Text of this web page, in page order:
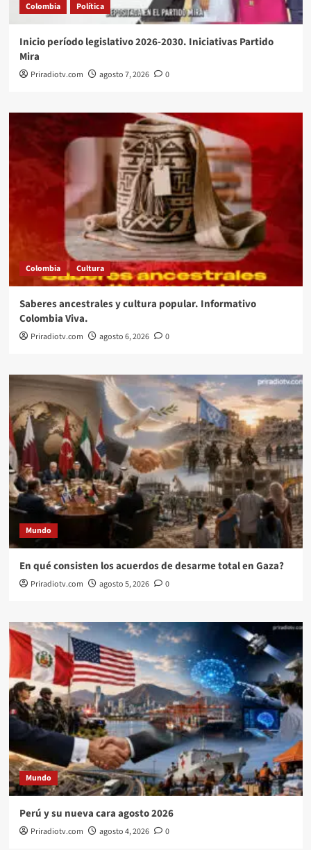
Colombia Política
Inicio período legislativo 2026-2030. Iniciativas Partido
Mira
Priradiotv.com agosto 7, 2026 0
Colombia Cultura
Saberes ancestrales y cultura popular. Informativo
Colombia Viva.
Priradiotv.com agosto 6, 2026 0
Mundo
En qué consisten los acuerdos de desarme total en Gaza?
Priradiotv.com agosto 5, 2026 0
Mundo
Perú y su nueva cara agosto 2026
Priradiotv.com agosto 4, 2026 0